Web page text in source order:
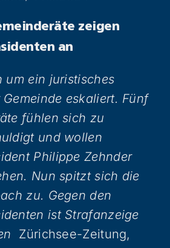
zeigen
an
um ein juristisches
eskaliert. Fünf
fühlen sich zu
und wollen
Philippe Zehnder
Nun spitzt sich die
zu. Gegen den
ist Strafanzeige
Zürichsee-Zeitung,